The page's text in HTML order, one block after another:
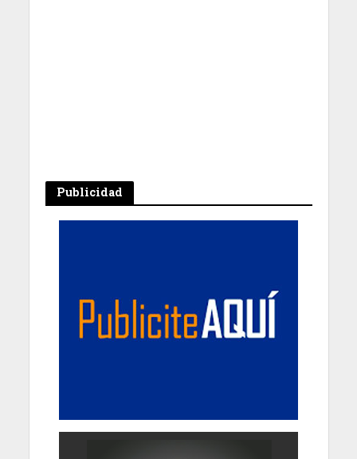
Publicidad